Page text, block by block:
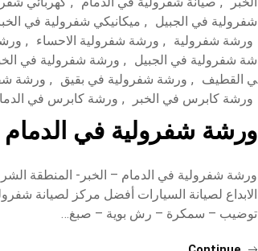
شفرولية في الجبيل
, ميكانيكي شفرولية في
ورشة شفرولية
, ورشة شفرولية الاحساء ,
شة شفرولية في الجبيل
, ورشة شفرولية في
ي القطيف
, ورشة شفرولية في بقيق , ورشة
ورشة كابرس في الخبر
, ورشة كابرس في
ورشة شفرولية في الدمام
ورشة شفرولية في الدمام – الخبر- المنطقة
الابداع لصيانة السيارات أفضل مركز لصيانة
توضيب – سمكرة – رش بوية – صبغ…